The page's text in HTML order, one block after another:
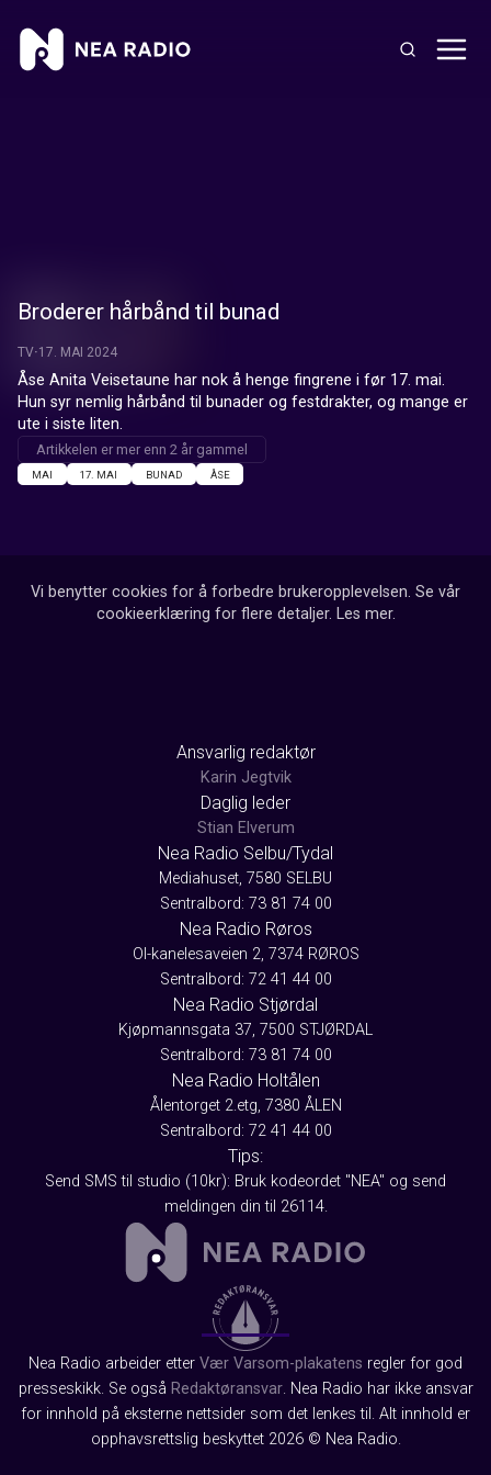
Broderer hårbånd til bunad
TV 17. MAI 2024
Åse Anita Veisetaune har nok å henge fingrene i før 17. mai.
Hun syr nemlig hårbånd til bunader og festdrakter, og mange er
ute i siste liten.
Artikkelen er mer enn 2 år gammel
MAI 17. MAI BUNAD ÅSE
Vi benytter cookies for å forbedre brukeropplevelsen. Se vår
cookieerklæring for flere detaljer. Les mer.
Ansvarlig redaktør
Karin Jegtvik
Daglig leder
Stian Elverum
Nea Radio Selbu/Tydal
Mediahuset, 7580 SELBU
Sentralbord: 73 81 74 00
Nea Radio Røros
Ol-kanelesaveien 2, 7374 RØROS
Sentralbord: 72 41 44 00
Nea Radio Stjørdal
Kjøpmannsgata 37, 7500 STJØRDAL
Sentralbord: 73 81 74 00
Nea Radio Holtålen
Ålentorget 2.etg, 7380 ÅLEN
Sentralbord: 72 41 44 00
Tips:
Send SMS til studio (10kr): Bruk kodeordet "NEA" og send
meldingen din til 26114.
Nea Radio arbeider etter Vær Varsom-plakatens regler for god
presseskikk. Se også Redaktøransvar. Nea Radio har ikke ansvar
for innhold på eksterne nettsider som det lenkes til. Alt innhold er
opphavsrettslig beskyttet 2026 © Nea Radio.